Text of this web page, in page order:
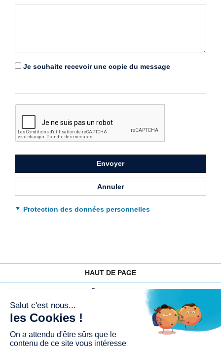
Je souhaite recevoir une copie du message
*Renseigner
le
captcha
pour
valider
Envoyer
Annuler
Protection des données personnelles
HAUT DE PAGE